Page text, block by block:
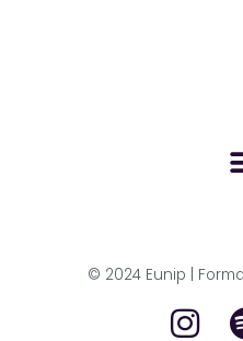
© 2024 Eunip |